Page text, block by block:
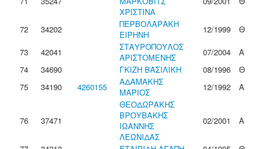
ΧΡΙΣΤΙΝΑ
72 34202
ΠΕΡΒΟΛΑΡΑΚΗ
ΕΙΡΗΝΗ
12/1999
Θ
73
42041
ΣΤΑΥΡΟΠΟΥΛΟΣ
ΑΡΙΣΤΟΜΕΝΗΣ
07/2004
Α
74
34690 ΓΚΙΖΗ ΒΑΣΙΛΙΚΗ 08/1996
Θ
75
34190 4260155
ΑΔΑΜΑΚΗΣ
ΜΑΡΙΟΣ
12/1992 Α
76 37471
ΘΕΟΔΩΡΑΚΗΣ
ΒΡΟΥΒΑΚΗΣ
ΙΩΑΝΝΗΣ
ΛΕΩΝΙΔΑΣ
02/2001 Α